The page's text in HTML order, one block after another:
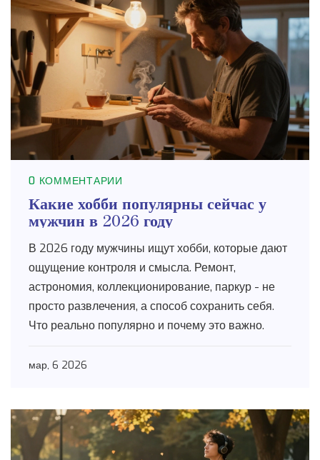
0 КОММЕНТАРИИ
Какие хобби популярны сейчас у
мужчин в 2026 году
В 2026 году мужчины ищут хобби, которые дают
ощущение контроля и смысла. Ремонт,
астрономия, коллекционирование, паркур - не
просто развлечения, а способ сохранить себя.
Что реально популярно и почему это важно.
мар, 6 2026